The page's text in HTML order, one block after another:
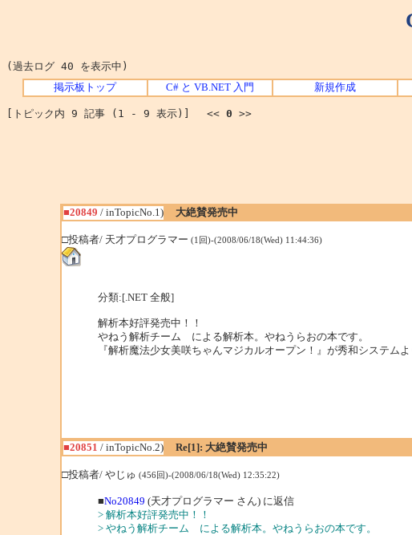
(過去ログ 40 を表示中)
掲示板トップ C# と VB.NET 入門 新規作成
[トピック内 9 記事 (1 - 9 表示)] << 0 >>
■20849 / inTopicNo.1)
大絶賛発売中
□投稿者/ 天才プログラマー (1回)-(2008/06/18(Wed) 11:44:36)
分類:[.NET 全般]
解析本好評発売中！！
やねう解析チーム による解析本。やねうらおの本です。
『解析魔法少女美咲ちゃんマジカルオープン！』が秀和システム
■20851 / inTopicNo.2)
Re[1]: 大絶賛発売中
□投稿者/ やじゅ (456回)-(2008/06/18(Wed) 12:35:22)
■No20849 (天才プログラマー さん) に返信
> 解析本好評発売中！！
> やねう解析チーム による解析本。やねうらおの本です。